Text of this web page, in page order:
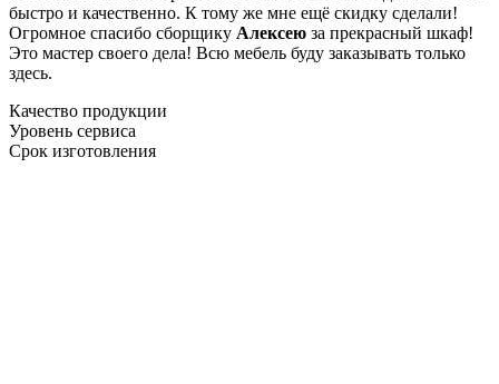
быстро и качественно. К тому же мне ещё скидку сделали!
Огромное спасибо сборщику Алексею за прекрасный шкаф!
Это мастер своего дела! Всю мебель буду заказывать только
здесь.
Качество продукции
Уровень сервиса
Срок изготовления